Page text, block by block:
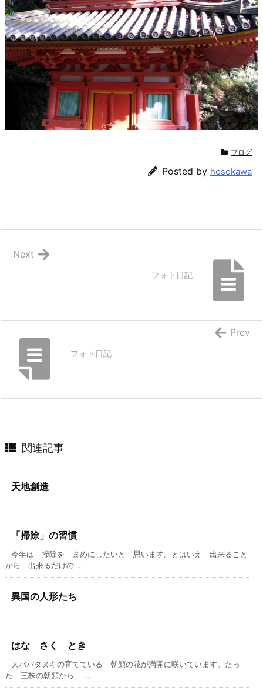
ブログ
Posted by hosokawa
フォト日記
Next
フォト日記
Prev
関連記事
天地創造
「掃除」の習慣
今年は 掃除を まめにしたいと 思います。とはいえ 出来ること
から 出来るだけの ...
異国の人形たち
はな さく とき
大ババタヌキの育てている 朝顔の花が満開に咲いています。たっ
た 三株の朝顔から ...